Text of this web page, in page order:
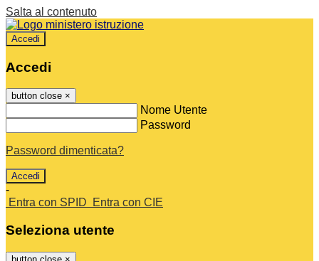
Salta al contenuto
Accedi
Accedi
button close ×
Nome Utente
Password
Password dimenticata?
-
Entra con SPID
Entra con CIE
Seleziona utente